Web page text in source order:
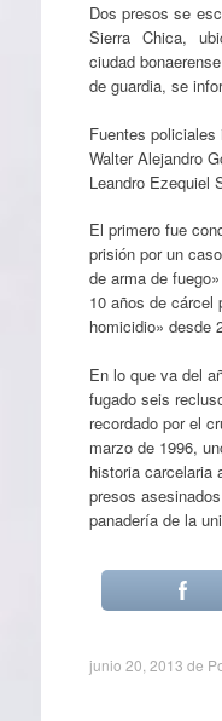
Dos presos se
Sierra Chica,
ciudad
de guardia, se
Fuentes
Walter Alejandro
Leandro Ezequiel
El primero fue
prisión por un
de arma de
10 años de cárcel
homicidio» desde
En lo que va del
fugado seis
recordado por el
marzo de 1996,
historia carcelaria
presos
panadería de la
junio 20, 2013 de